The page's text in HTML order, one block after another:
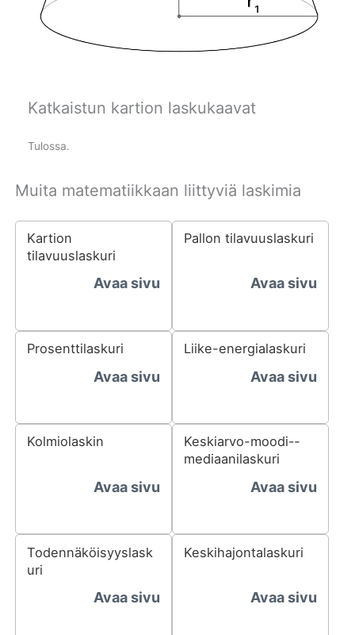
Katkaistun kartion laskukaavat
Tulossa.
Muita matematiikkaan liittyviä laskimia
Kartion
tilavuuslaskuri
Avaa sivu
Pallon tilavuuslaskuri
Avaa sivu
Prosenttilaskuri
Avaa sivu
Liike-energialaskuri
Avaa sivu
Kolmiolaskin
Avaa sivu
Keskiarvo-­moodi-­
mediaani­laskuri
Avaa sivu
Todennäköisyyslask
uri
Avaa sivu
Keskihajontalaskuri
Avaa sivu